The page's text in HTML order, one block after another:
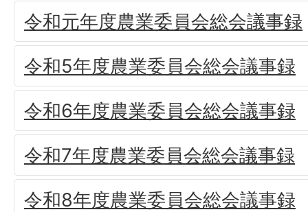
令和元年度農業委員会総会議事録
令和5年度農業委員会総会議事録
令和6年度農業委員会総会議事録
令和7年度農業委員会総会議事録
令和8年度農業委員会総会議事録